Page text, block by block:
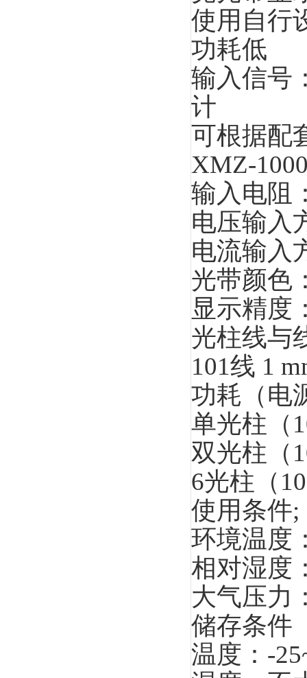
使用自行
功耗低
输入信号
计
可根据配
XMZ-
输入电阻
电压输入
电流输入
光带颜色
显示精度
光柱线与
101线 1
功耗（电
单光柱（
双光柱（
6光柱（
使用条件;
环境温度
相对湿度
大气压力
储存条件
温度：-